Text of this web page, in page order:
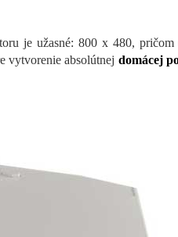
je užasné: 800 x 480, pričom
vytvorenie absolútnej domácej